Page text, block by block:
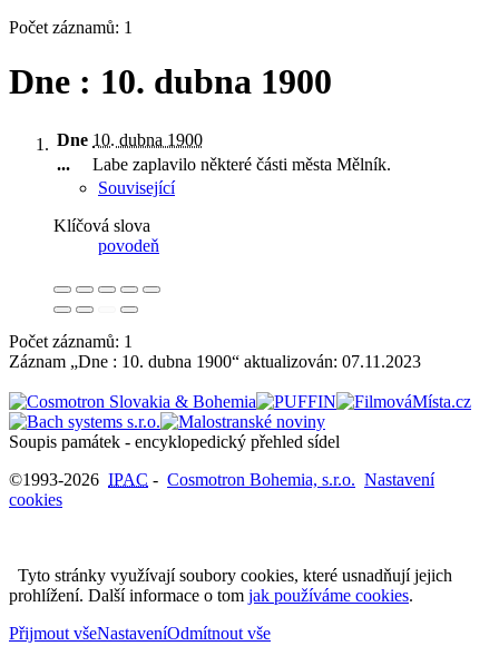
Počet záznamů: 1
Dne : 10. dubna 1900
Dne 10. dubna 1900
...
Labe zaplavilo některé části města Mělník.
Související
Klíčová slova
povodeň
Počet záznamů: 1
Záznam „Dne : 10. dubna 1900“ aktualizován: 07.11.2023
Soupis památek - encyklopedický přehled sídel
©1993-2026 IPAC - Cosmotron Bohemia, s.r.o. Nastavení
cookies
Tyto stránky využívají soubory cookies, které usnadňují jejich
prohlížení. Další informace o tom jak používáme cookies.
Přijmout všeNastaveníOdmítnout vše